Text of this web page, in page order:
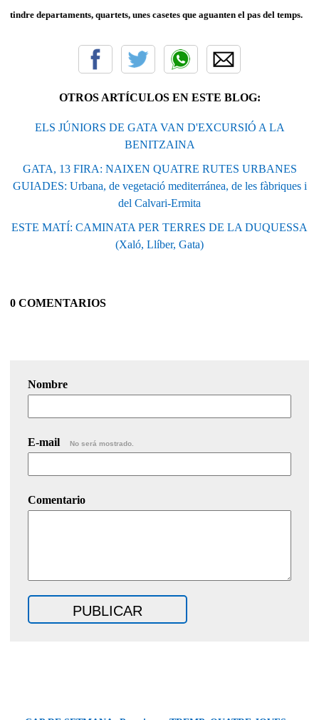
tindre departaments, quartets, unes casetes que aguanten el pas del temps.
OTROS ARTÍCULOS EN ESTE BLOG:
ELS JÚNIORS DE GATA VAN D'EXCURSIÓ A LA
BENITZAINA
GATA, 13 FIRA: NAIXEN QUATRE RUTES URBANES
GUIADES: Urbana, de vegetació mediterránea, de les fàbriques i
del Calvari-Ermita
ESTE MATÍ: CAMINATA PER TERRES DE LA DUQUESSA
(Xaló, Llíber, Gata)
0 COMENTARIOS
Nombre
E-mail No será mostrado.
Comentario